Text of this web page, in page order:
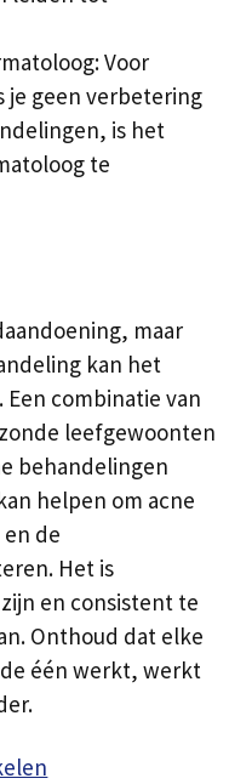
Voor
je geen verbetering
is het
te
maar
kan het
combinatie van
leefgewoonten
behandelingen
helpen om acne
de
Het is
en consistent te
Onthoud dat elke
één werkt, werkt